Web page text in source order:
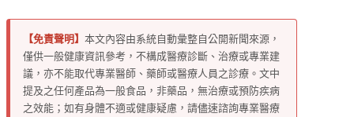
【免責聲明】 本文內容由系統自動彙整自公開新聞來源，
僅供一般健康資訊參考，不構成醫療診斷、治療或專業建
議，亦不能取代專業醫師、藥師或醫療人員之診療。文中
提及之任何產品為一般食品，非藥品，無治療或預防疾病
之效能；如有身體不適或健康疑慮，請儘速諮詢專業醫療